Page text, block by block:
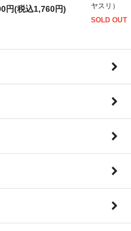
円(税込1,760円)
ヤスリ）
SOLD OUT